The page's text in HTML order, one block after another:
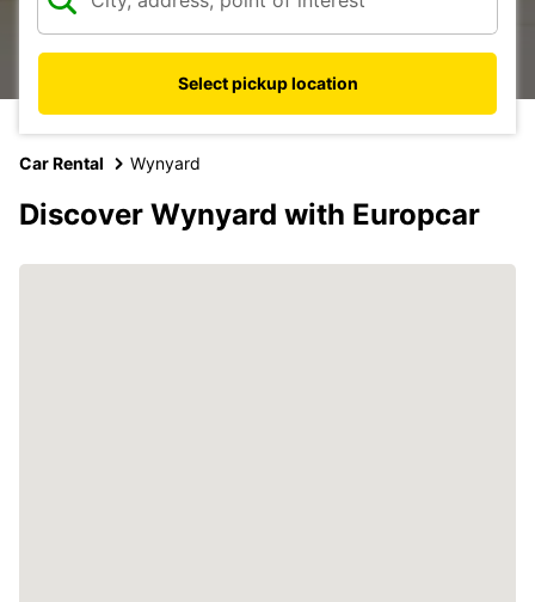
Select pickup location
Car Rental Wynyard
Discover Wynyard with Europcar